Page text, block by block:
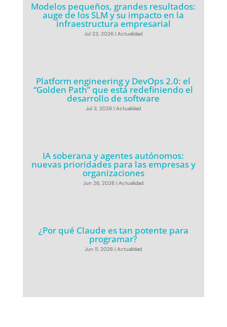
Modelos pequeños, grandes resultados:
auge de los SLM y su impacto en la
infraestructura empresarial
Jul 23, 2026 |Actualidad
Platform engineering y DevOps 2.0: el
“Golden Path” que está redefiniendo el
desarrollo de software
Jul 3, 2026 |Actualidad
IA soberana y agentes autónomos:
nuevas prioridades para las empresas y
organizaciones
Jun 26, 2026 |Actualidad
¿Por qué Claude es tan potente para
programar?
Jun 11, 2026 |Actualidad